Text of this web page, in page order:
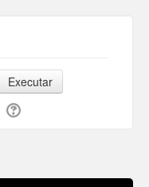
Executar